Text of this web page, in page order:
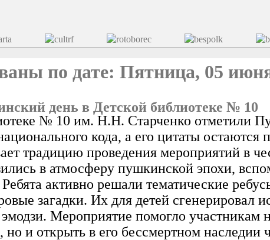
по дате: Пятница, 05
день в Детской библиотеке № 10
№ 10 им. Н.Н. Старченко отметили
кода, а его цитаты
традицию проведения мероприятий в
в атмосферу пушкинской эпохи,
активно решали тематические
загадки. Их для детей сгенерировал
Мероприятие помогло участникам
но и открыть в его бессмертном наследии